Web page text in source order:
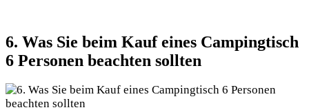
6. Was Sie beim Kauf eines Campingtisch
6 Personen beachten sollten